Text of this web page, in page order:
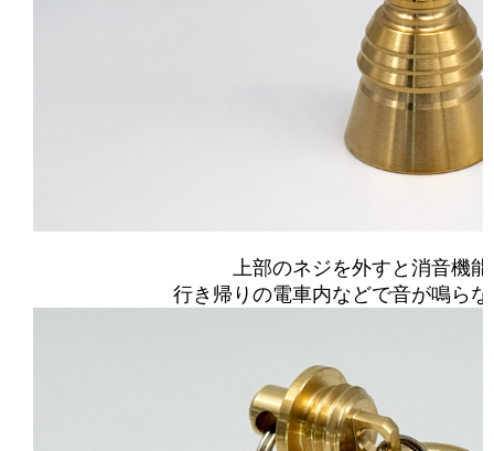
上部のネジを外すと消音機
行き帰りの電車内などで音が鳴ら